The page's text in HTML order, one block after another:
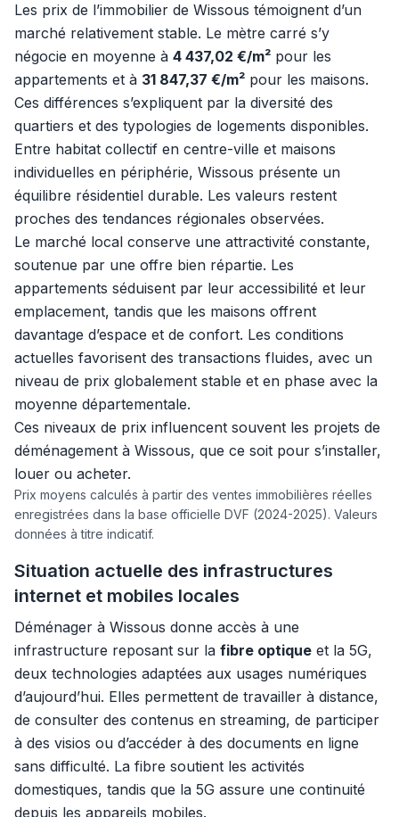
Les prix de l’immobilier de Wissous témoignent d’un
marché relativement stable. Le mètre carré s’y
négocie en moyenne à 4 437,02 €/m² pour les
appartements et à 31 847,37 €/m² pour les maisons.
Ces différences s’expliquent par la diversité des
quartiers et des typologies de logements disponibles.
Entre habitat collectif en centre-ville et maisons
individuelles en périphérie, Wissous présente un
équilibre résidentiel durable. Les valeurs restent
proches des tendances régionales observées.
Le marché local conserve une attractivité constante,
soutenue par une offre bien répartie. Les
appartements séduisent par leur accessibilité et leur
emplacement, tandis que les maisons offrent
davantage d’espace et de confort. Les conditions
actuelles favorisent des transactions fluides, avec un
niveau de prix globalement stable et en phase avec la
moyenne départementale.
Ces niveaux de prix influencent souvent les projets de
déménagement à Wissous, que ce soit pour s’installer,
louer ou acheter.
Prix moyens calculés à partir des ventes immobilières réelles
enregistrées dans la base officielle DVF (2024-2025). Valeurs
données à titre indicatif.
Situation actuelle des infrastructures
internet et mobiles locales
Déménager à Wissous donne accès à une
infrastructure reposant sur la fibre optique et la 5G,
deux technologies adaptées aux usages numériques
d’aujourd’hui. Elles permettent de travailler à distance,
de consulter des contenus en streaming, de participer
à des visios ou d’accéder à des documents en ligne
sans difficulté. La fibre soutient les activités
domestiques, tandis que la 5G assure une continuité
depuis les appareils mobiles.